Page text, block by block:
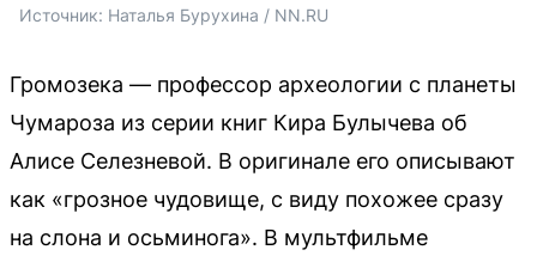
Источник: Наталья Бурухина / NN.RU
Громозека — профессор археологии с планеты
Чумароза из серии книг Кира Булычева об
Алисе Селезневой. В оригинале его описывают
как «грозное чудовище, с виду похожее сразу
на слона и осьминога». В мультфильме